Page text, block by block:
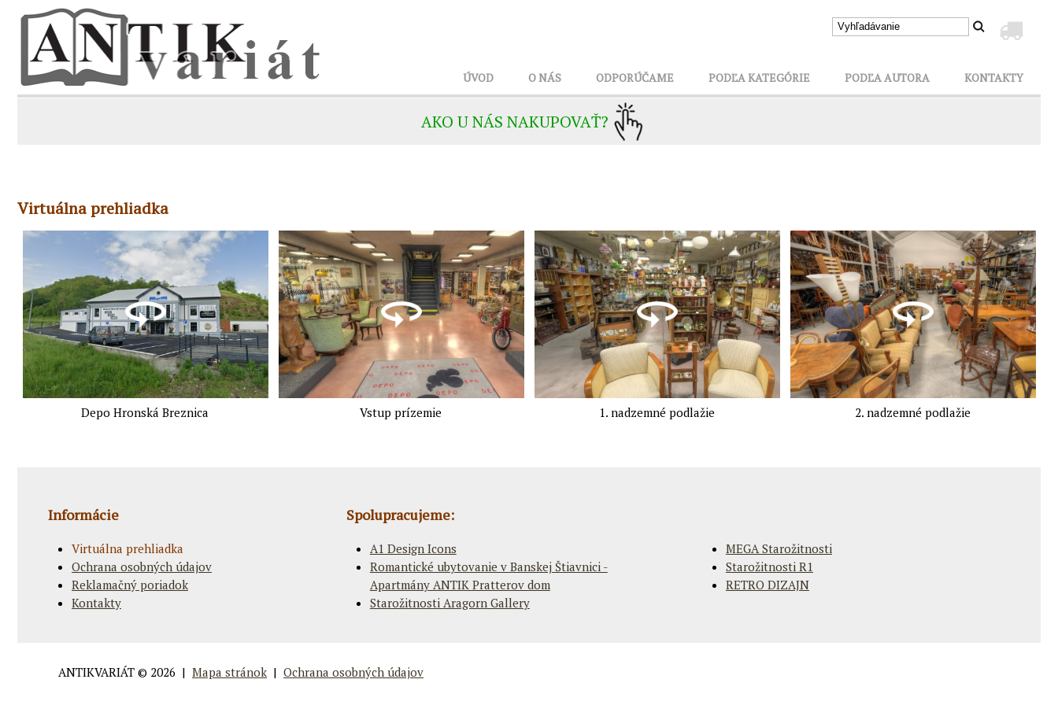
ÚVOD O NÁS ODPORÚČAME PODĽA KATEGÓRIE PODĽA AUTORA KONTAKTY
AKO U NÁS NAKUPOVAŤ?
Virtuálna prehliadka
Depo Hronská Breznica Vstup prízemie 1. nadzemné podlažie 2. nadzemné podlažie
Informácie
Virtuálna prehliadka
Ochrana osobných údajov
Reklamačný poriadok
Kontakty
Spolupracujeme:
A1 Design Icons
Romantické ubytovanie v Banskej Štiavnici -
Apartmány ANTIK Pratterov dom
Starožitnosti Aragorn Gallery
MEGA Starožitnosti
Starožitnosti R1
RETRO DIZAJN
ANTIKVARIÁT © 2026 | Mapa stránok | Ochrana osobných údajov